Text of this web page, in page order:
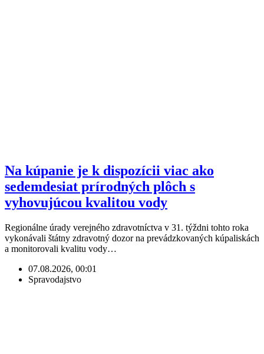
Na kúpanie je k dispozícii viac ako
sedemdesiat prírodných plôch s
vyhovujúcou kvalitou vody
Regionálne úrady verejného zdravotníctva v 31. týždni tohto roka
vykonávali štátny zdravotný dozor na prevádzkovaných kúpaliskách
a monitorovali kvalitu vody…
07.08.2026, 00:01
Spravodajstvo